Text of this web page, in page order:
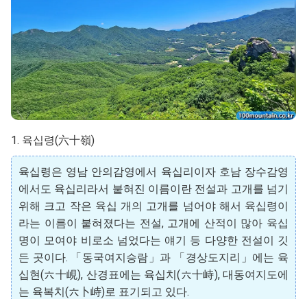
1. 육십령(六十嶺)
육십령은 영남 안의감영에서 육십리이자 호남 장수감영
에서도 육십리라서 붙혀진 이름이란 전설과 고개를 넘기
위해 크고 작은 육십 개의 고개를 넘어야 해서 육십령이
라는 이름이 붙혀졌다는 전설, 고개에 산적이 많아 육십
명이 모여야 비로소 넘었다는 얘기 등 다양한 전설이 깃
든 곳이다. 「동국여지승람」과 「경상도지리」에는 육
십현(六十峴), 산경표에는 육십치(六十峙), 대동여지도에
는 육복치(六卜峙)로 표기되고 있다.